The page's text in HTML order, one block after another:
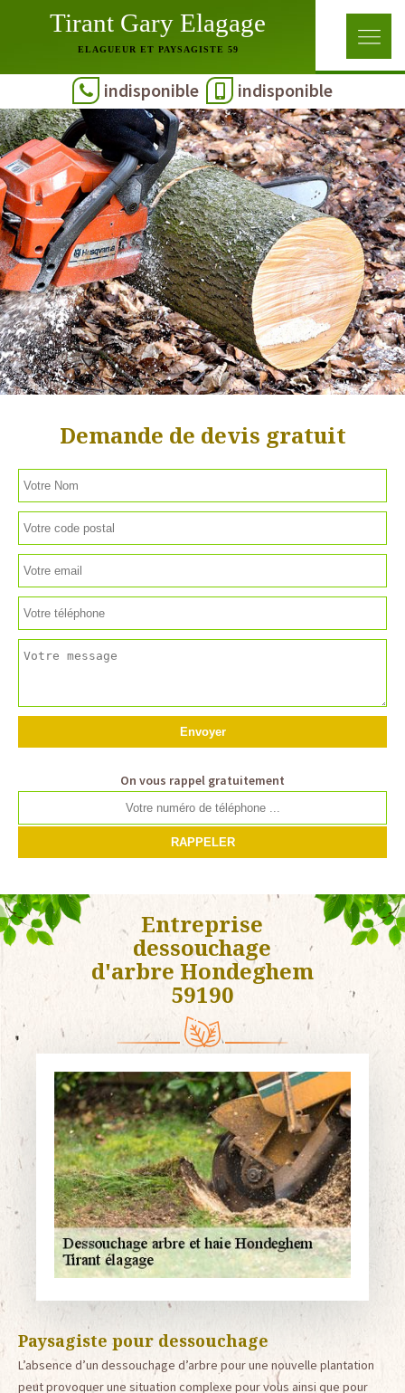
Tirant Gary Elagage
ELAGUEUR ET PAYSAGISTE 59
indisponible indisponible
Demande de devis gratuit
On vous rappel gratuitement
Entreprise
dessouchage
d'arbre Hondeghem
59190
Paysagiste pour dessouchage
L’absence d’un dessouchage d’arbre pour une nouvelle plantation
peut provoquer une situation complexe pour vous ainsi que pour